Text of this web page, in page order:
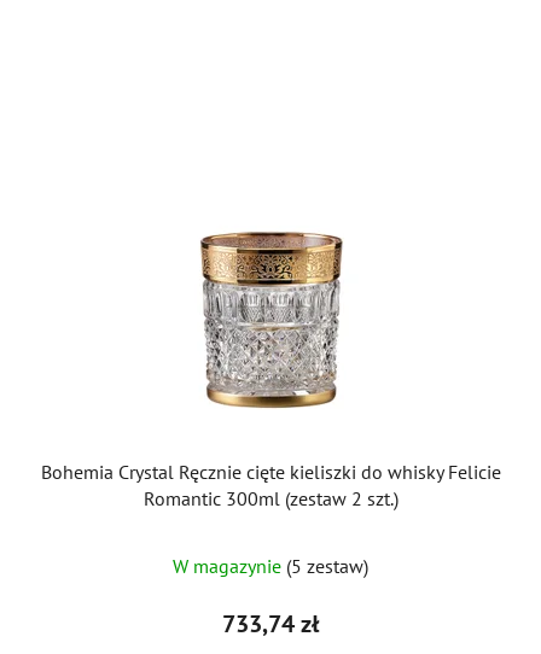
Bohemia Crystal Ręcznie cięte kieliszki do whisky Felicie
Romantic 300ml (zestaw 2 szt.)
W magazynie (5 zestaw)
733,74 zł